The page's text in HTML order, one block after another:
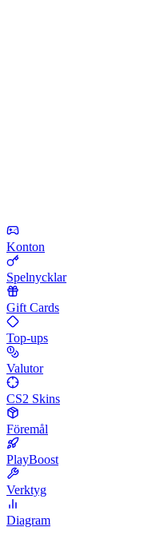
Konton
Spelnycklar
Gift Cards
Top-ups
Valutor
CS2 Skins
Föremål
PlayBoost
Verktyg
Diagram